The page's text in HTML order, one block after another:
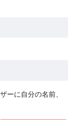
ーに自分の名前、